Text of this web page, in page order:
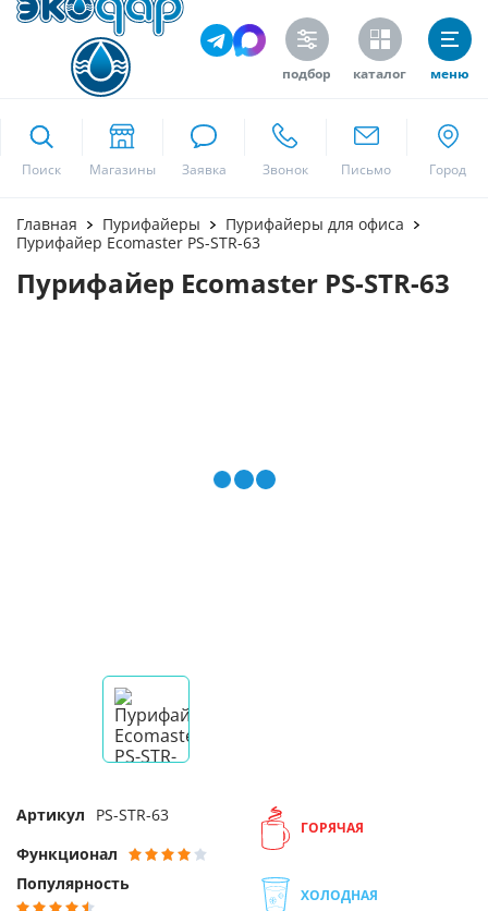
подбор каталог меню
Поиск
Москва
Главная Пурифайеры
Пурифайеры для офиса
Пурифайер Ecomaster PS-STR-63
Пурифайер Ecomaster PS-STR-63
Артикул PS-STR-63
Функционал
Популярность
ГОРЯЧАЯ
ХОЛОДНАЯ